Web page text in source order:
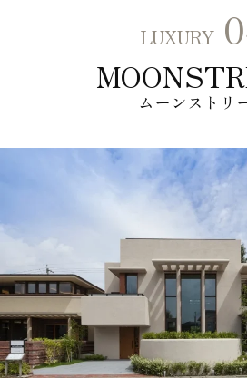
LUXURY
ムーンストリ